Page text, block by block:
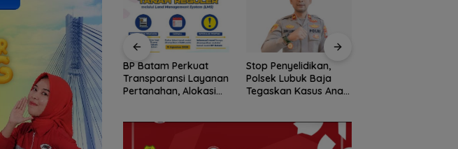
Gelombang Mundur
dari PWI Kepri
Berlanjut, Socrates
Ketua Pertama
Periode 2004–2008
Ikut Tinggalkan
Organisasi
BP Batam Perkuat
Transparansi Layanan
Pertanahan, Alokasi
Stop Penyelidikan,
Polsek Lubuk Baja
Tegaskan Kasus Anak